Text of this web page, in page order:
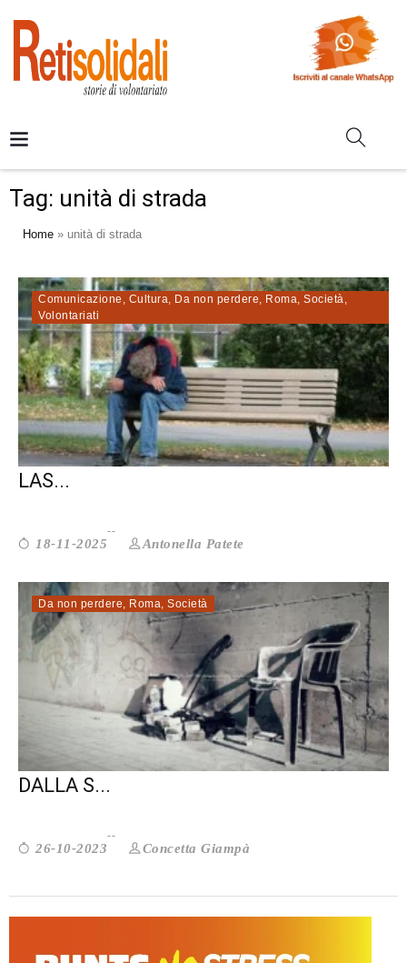
Tag: unità di strada
Home » unità di strada
Comunicazione , Cultura, Da non perdere, Roma, Società,
Volontariati
RACCONTARE LE VITE NASCOSTE: «NON
LAS...
18-11-2025 Antonella Patete
Da non perdere, Roma, Società
MAGLIANA 80: LA PROSTITUZIONE
DALLA S...
26-10-2023 Concetta Giampà